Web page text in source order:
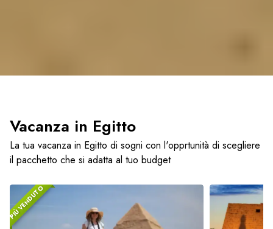
Vacanza in Egitto
La tua vacanza in Egitto di sogni con l'opprtunità di scegliere
il pacchetto che si adatta al tuo budget
PIÙ VENDUTO